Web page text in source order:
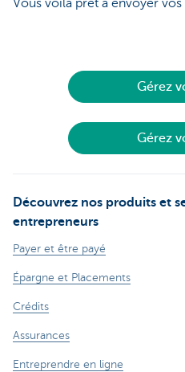
Vous voilà prêt à envoyer vos
Gérez
Gérez
Découvrez nos produits et
entrepreneurs
Payer et être payé
Épargne et Placements
Crédits
Assurances
Entreprendre en ligne